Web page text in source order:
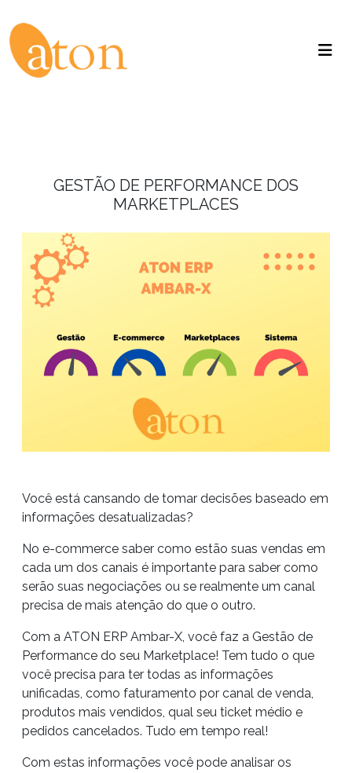
GESTÃO DE PERFORMANCE DOS
MARKETPLACES
Você está cansando de tomar decisões baseado em
informações desatualizadas?
No e-commerce saber como estão suas vendas em
cada um dos canais é importante para saber como
serão suas negociações ou se realmente um canal
precisa de mais atenção do que o outro.
Com a ATON ERP Ambar-X, você faz a Gestão de
Performance do seu Marketplace! Tem tudo o que
você precisa para ter todas as informações
unificadas, como faturamento por canal de venda,
produtos mais vendidos, qual seu ticket médio e
pedidos cancelados. Tudo em tempo real!
Com estas informações você pode analisar os